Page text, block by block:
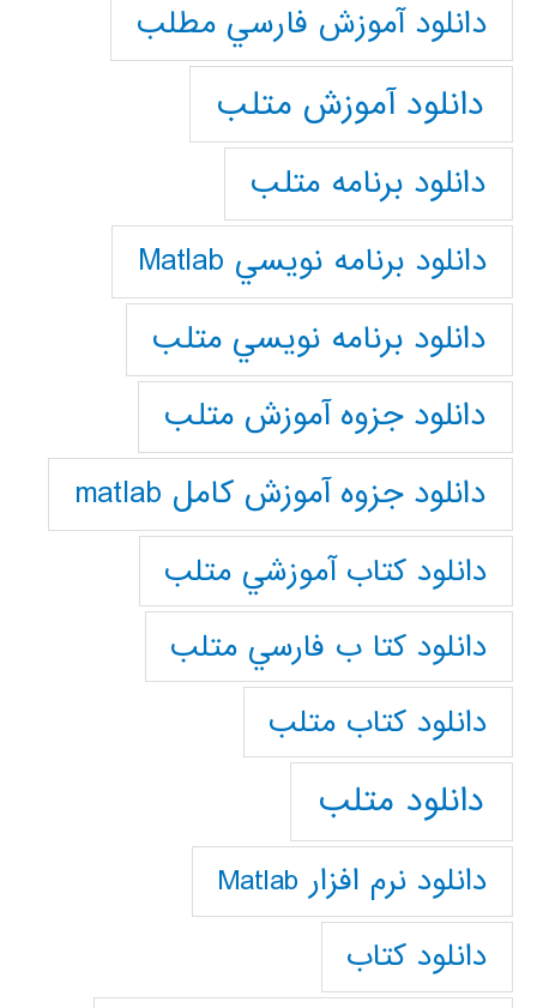
دانلود آموزش فارسي مطلب
دانلود آموزش متلب
دانلود برنامه متلب
دانلود برنامه نويسي Matlab
دانلود برنامه نويسي متلب
دانلود جزوه آموزش متلب
دانلود جزوه آموزش کامل matlab
دانلود كتاب آموزشي متلب
دانلود كتا ب فارسي متلب
دانلود كتاب متلب
دانلود متلب
دانلود نرم افزار Matlab
دانلود کتاب